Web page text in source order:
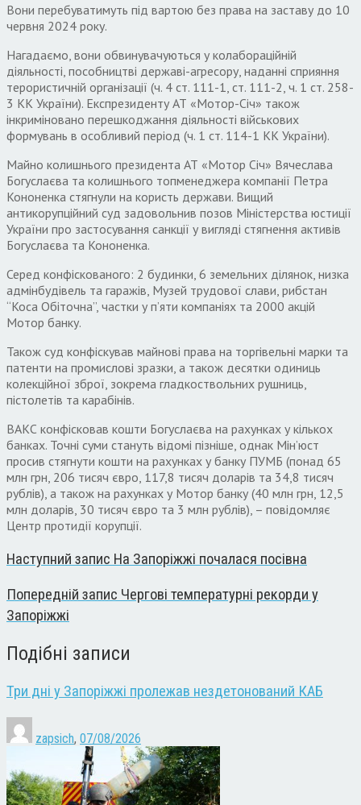
Вони перебуватимуть під вартою без права на заставу до 10
червня 2024 року.
Нагадаємо, вони обвинувачуються у колабораційній
діяльності, пособництві державі-агресору, наданні сприяння
терористичній організації (ч. 4 ст. 111-1, ст. 111-2, ч. 1 ст. 258-
3 КК України). Експрезиденту АТ «Мотор-Січ» також
інкриміновано перешкоджання діяльності військових
формувань в особливий період (ч. 1 ст. 114-1 КК України).
Майно колишнього президента АТ «Мотор Січ» Вячеслава
Богуслаєва та колишнього топменеджера компанії Петра
Кононенка стягнули на користь держави. Вищий
антикорупційний суд задовольнив позов Міністерства юстиції
України про застосування санкції у вигляді стягнення активів
Богуслаєва та Кононенка.
Серед конфіскованого: 2 будинки, 6 земельних ділянок, низка
адмінбудівель та гаражів, Музей трудової слави, рибстан
“Коса Обіточна”, частки у п’яти компаніях та 2000 акцій
Мотор банку.
Також суд конфіскував майнові права на торгівельні марки та
патенти на промислові зразки, а також десятки одиниць
колекційної зброї, зокрема гладкоствольних рушниць,
пістолетів та карабінів.
ВАКС конфісковав кошти Богуслаєва на рахунках у кількох
банках. Точні суми стануть відомі пізніше, однак Мін’юст
просив стягнути кошти на рахунках у банку ПУМБ (понад 65
млн грн, 206 тисяч євро, 117,8 тисяч доларів та 34,8 тисяч
рублів), а також на рахунках у Мотор банку (40 млн грн, 12,5
млн доларів, 30 тисяч євро та 3 млн рублів), – повідомляє
Центр протидії корупції.
Наступний запис На Запоріжжі почалася посівна
Попередній запис Чергові температурні рекорди у
Запоріжжі
Подібні записи
Три дні у Запоріжжі пролежав нездетонований КАБ
zapsich, 07/08/2026